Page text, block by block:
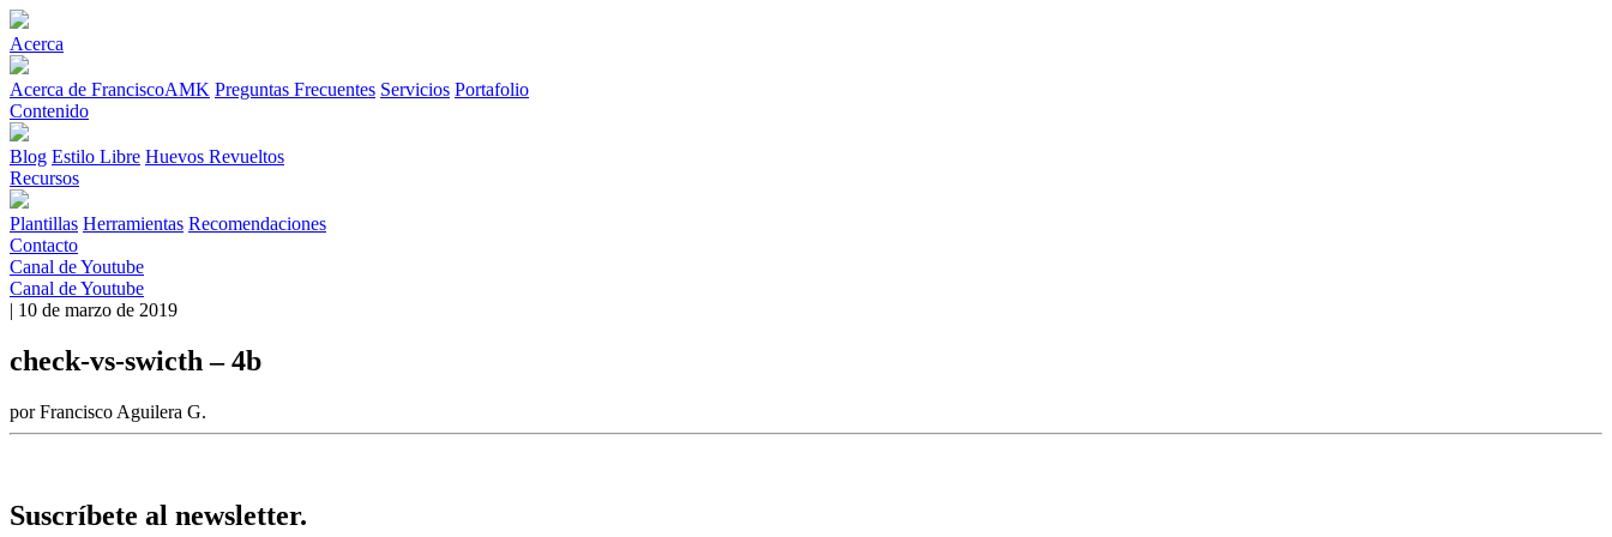
Acerca
Acerca de FranciscoAMK Preguntas Frecuentes Servicios Portafolio
Contenido
Blog Estilo Libre Huevos Revueltos
Recursos
Plantillas Herramientas Recomendaciones
Contacto
Canal de Youtube
Canal de Youtube
| 10 de marzo de 2019
check-vs-swicth – 4b
por Francisco Aguilera G.
Suscríbete al newsletter.